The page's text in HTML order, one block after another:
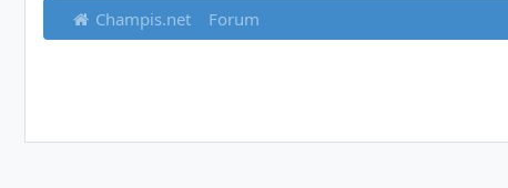
Champis.net Forum